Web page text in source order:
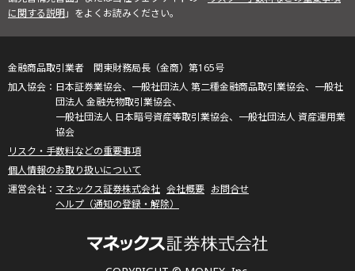
に関する説明」をよくお読みください。
金融商品取引業者 関東財務局長（金商）第165号
日本証券業協会、一般社団法人 第二種金融商品取引業協会、一般社
団法人 金融先物取引業協会、
一般社団法人 日本暗号資産等取引業協会、一般社団法人 資産運用業
協会
リスク・手数料などの重要事項
個人情報のお取り扱いについて
マネックス証券株式会社 会社概要 お問合せ
ヘルプ（通知の登録・解除）